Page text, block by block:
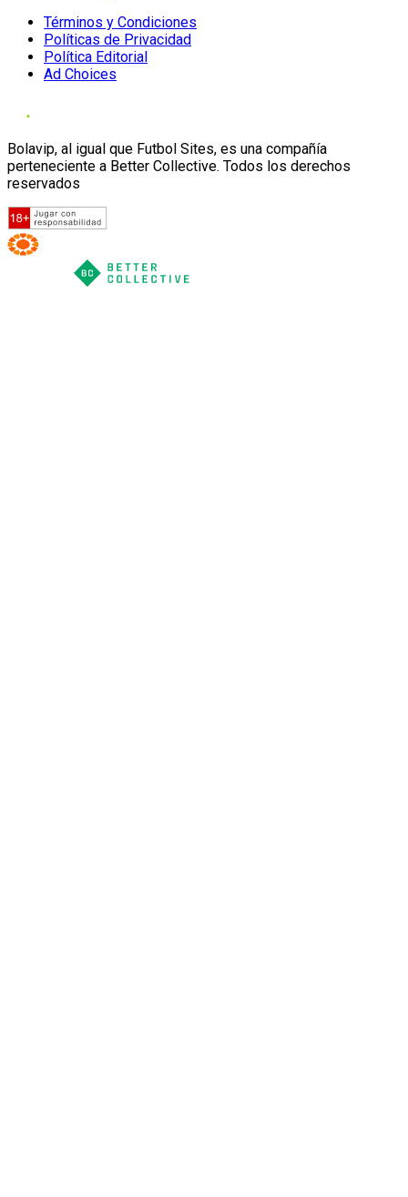
Términos y Condiciones
Políticas de Privacidad
Política Editorial
Ad Choices
Bolavip, al igual que Futbol Sites, es una compañía
perteneciente a Better Collective. Todos los derechos
reservados